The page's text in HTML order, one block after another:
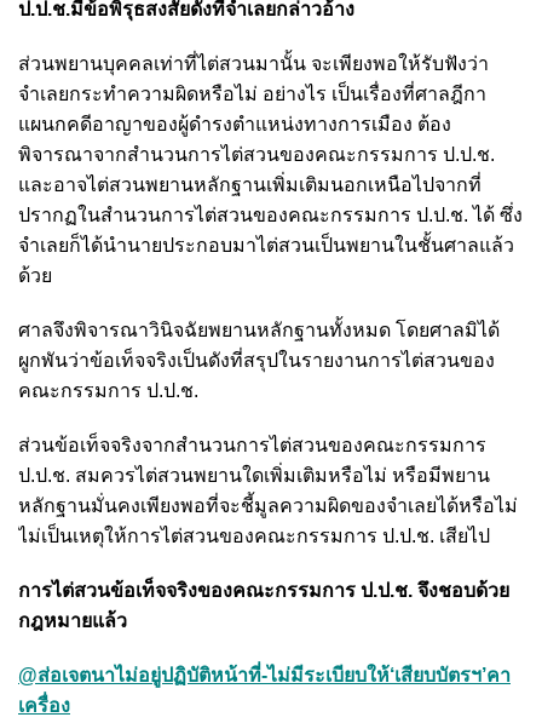
ป.ป.ช.มีข้อพิรุธสงสัยดังที่จำเลยกล่าวอ้าง
ส่วนพยานบุคคลเท่าที่ไต่สวนมานั้น จะเพียงพอให้รับฟังว่า
จำเลยกระทำความผิดหรือไม่ อย่างไร เป็นเรื่องที่ศาลฎีกา
แผนกคดีอาญาของผู้ดำรงตำแหน่งทางการเมือง ต้อง
พิจารณาจากสำนวนการไต่สวนของคณะกรรมการ ป.ป.ช.
และอาจไต่สวนพยานหลักฐานเพิ่มเติมนอกเหนือไปจากที่
ปรากฏในสำนวนการไต่สวนของคณะกรรมการ ป.ป.ช. ได้ ซึ่ง
จำเลยก็ได้นำนายประกอบมาไต่สวนเป็นพยานในชั้นศาลแล้ว
ด้วย
ศาลจึงพิจารณาวินิจฉัยพยานหลักฐานทั้งหมด โดยศาลมิได้
ผูกพันว่าข้อเท็จจริงเป็นดังที่สรุปในรายงานการไต่สวนของ
คณะกรรมการ ป.ป.ช.
ส่วนข้อเท็จจริงจากสำนวนการไต่สวนของคณะกรรมการ
ป.ป.ช. สมควรไต่สวนพยานใดเพิ่มเติมหรือไม่ หรือมีพยาน
หลักฐานมั่นคงเพียงพอที่จะชี้มูลความผิดของจำเลยได้หรือไม่
ไม่เป็นเหตุให้การไต่สวนของคณะกรรมการ ป.ป.ช. เสียไป
การไต่สวนข้อเท็จจริงของคณะกรรมการ ป.ป.ช. จึงชอบด้วย
กฎหมายแล้ว
@ส่อเจตนาไม่อยู่ปฏิบัติหน้าที่-ไม่มีระเบียบให้‘เสียบบัตรฯ’คา
เครื่อง